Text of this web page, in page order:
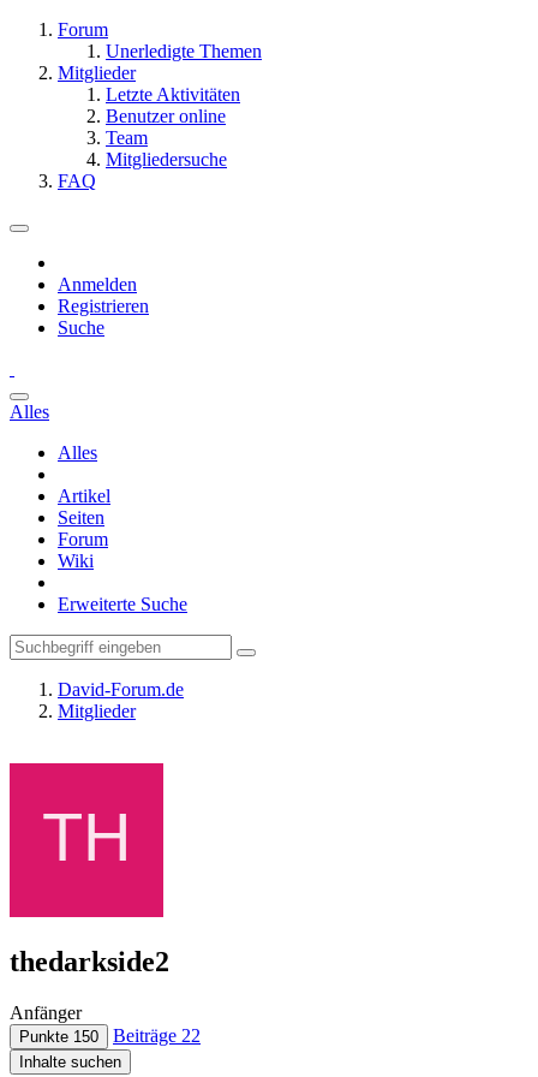
Forum
Unerledigte Themen
Mitglieder
Letzte Aktivitäten
Benutzer online
Team
Mitgliedersuche
FAQ
Anmelden
Registrieren
Suche
Alles
Alles
Artikel
Seiten
Forum
Wiki
Erweiterte Suche
David-Forum.de
Mitglieder
thedarkside2
Anfänger
Punkte 150 Beiträge 22
Inhalte suchen